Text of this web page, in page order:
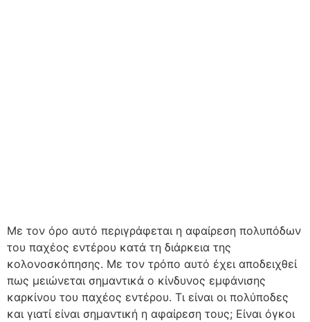
Με τον όρο αυτό περιγράφεται η αφαίρεση πολυπόδων
του παχέος εντέρου κατά τη διάρκεια της
κολονοσκόπησης. Με τον τρόπο αυτό έχει αποδειχθεί
πως μειώνεται σημαντικά ο κίνδυνος εμφάνισης
καρκίνου του παχέος εντέρου. Τι είναι οι πολύποδες
και γιατί είναι σημαντική η αφαίρεση τους; Είναι όγκοι